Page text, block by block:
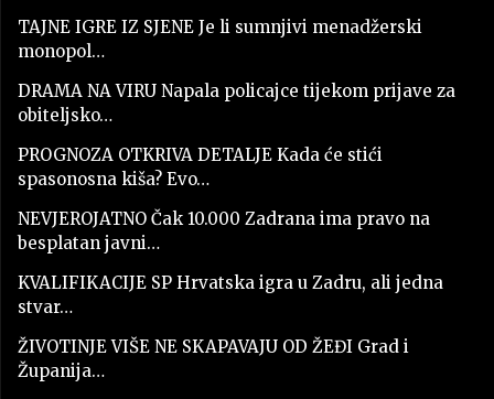
TAJNE IGRE IZ SJENE Je li sumnjivi menadžerski
monopol…
DRAMA NA VIRU Napala policajce tijekom prijave za
obiteljsko…
PROGNOZA OTKRIVA DETALJE Kada će stići
spasonosna kiša? Evo…
NEVJEROJATNO Čak 10.000 Zadrana ima pravo na
besplatan javni…
KVALIFIKACIJE SP Hrvatska igra u Zadru, ali jedna
stvar…
ŽIVOTINJE VIŠE NE SKAPAVAJU OD ŽEĐI Grad i
Županija…